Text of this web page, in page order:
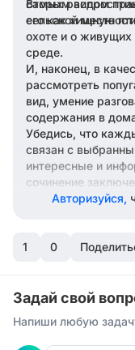
самых
сельской
Вторым видом
его как хищную
охоте и о
среде.
И, наконец, в
рассмотреть
вид, умение
содержания в
Убедись, что
связан с
интересные и
сочинение
выражающим
Авторизуйся,
1 0
Задай свой
Напиши любую